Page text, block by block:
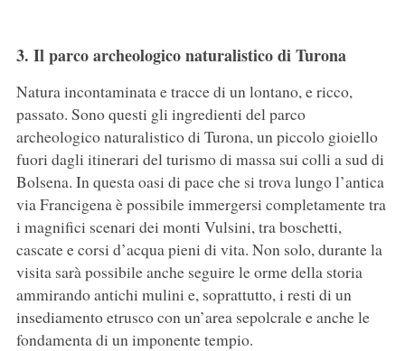
3. Il parco archeologico naturalistico di Turona
Natura incontaminata e tracce di un lontano, e ricco,
passato. Sono questi gli ingredienti del parco
archeologico naturalistico di Turona, un piccolo gioiello
fuori dagli itinerari del turismo di massa sui colli a sud di
Bolsena. In questa oasi di pace che si trova lungo l’antica
via Francigena è possibile immergersi completamente tra
i magnifici scenari dei monti Vulsini, tra boschetti,
cascate e corsi d’acqua pieni di vita. Non solo, durante la
visita sarà possibile anche seguire le orme della storia
ammirando antichi mulini e, soprattutto, i resti di un
insediamento etrusco con un’area sepolcrale e anche le
fondamenta di un imponente tempio.